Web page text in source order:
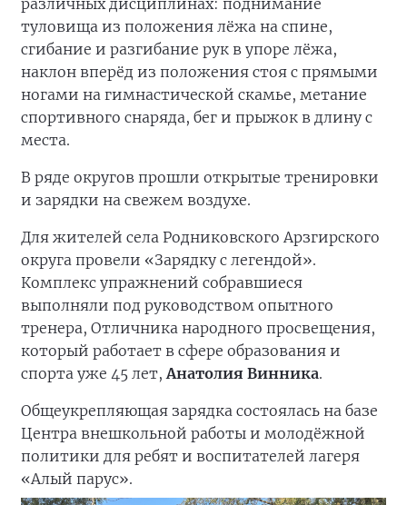
туловища из положения лёжа на спине,
сгибание и разгибание рук в упоре лёжа,
наклон вперёд из положения стоя с прямыми
ногами на гимнастической скамье, метание
спортивного снаряда, бег и прыжок в длину с
места.
В ряде округов прошли открытые тренировки
и зарядки на свежем воздухе.
Для жителей села Родниковского Арзгирского
округа провели «Зарядку с легендой».
Комплекс упражнений собравшиеся
выполняли под руководством опытного
тренера, Отличника народного просвещения,
который работает в сфере образования и
спорта уже 45 лет, Анатолия Винника.
Общеукрепляющая зарядка состоялась на базе
Центра внешкольной работы и молодёжной
политики для ребят и воспитателей лагеря
«Алый парус».